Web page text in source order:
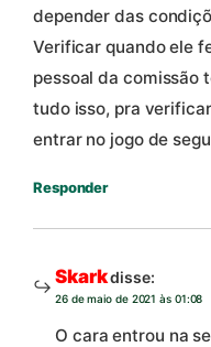
depender das
Verificar quando ele
pessoal da comissão
tudo isso, pra
entrar no jogo de
Responder
Skarkdisse:
26 de maio de 2021 às 01:08
O cara entrou na